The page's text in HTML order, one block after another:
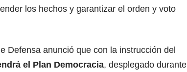
los hechos y garantizar el orden y voto
Defensa anunció que con la instrucción del
el Plan Democracia, desplegado durante